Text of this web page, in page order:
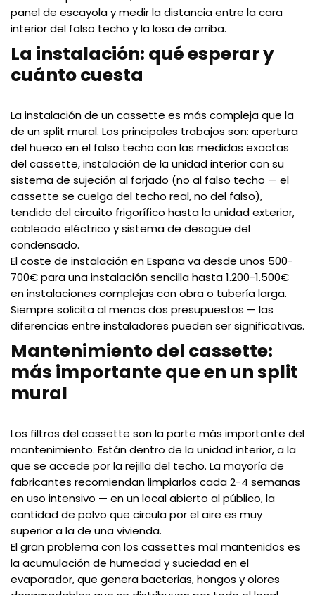
panel de escayola y medir la distancia entre la cara
interior del falso techo y la losa de arriba.
La instalación: qué esperar y
cuánto cuesta
La instalación de un cassette es más compleja que la
de un split mural. Los principales trabajos son: apertura
del hueco en el falso techo con las medidas exactas
del cassette, instalación de la unidad interior con su
sistema de sujeción al forjado (no al falso techo — el
cassette se cuelga del techo real, no del falso),
tendido del circuito frigorífico hasta la unidad exterior,
cableado eléctrico y sistema de desagüe del
condensado.
El coste de instalación en España va desde unos 500-
700€ para una instalación sencilla hasta 1.200-1.500€
en instalaciones complejas con obra o tubería larga.
Siempre solicita al menos dos presupuestos — las
diferencias entre instaladores pueden ser significativas.
Mantenimiento del cassette:
más importante que en un split
mural
Los filtros del cassette son la parte más importante del
mantenimiento. Están dentro de la unidad interior, a la
que se accede por la rejilla del techo. La mayoría de
fabricantes recomiendan limpiarlos cada 2-4 semanas
en uso intensivo — en un local abierto al público, la
cantidad de polvo que circula por el aire es muy
superior a la de una vivienda.
El gran problema con los cassettes mal mantenidos es
la acumulación de humedad y suciedad en el
evaporador, que genera bacterias, hongos y olores